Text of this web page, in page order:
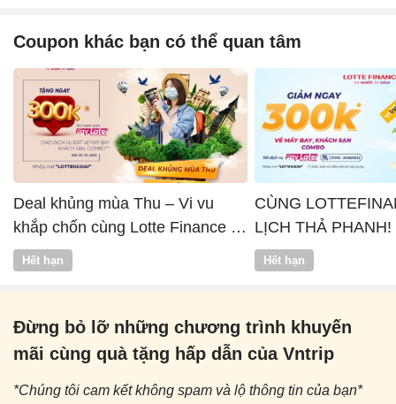
Coupon khác bạn có thể quan tâm
Deal khủng mùa Thu – Vi vu
khắp chốn cùng Lotte Finance x
Vntrip
Hết hạn
CÙNG
LỊCH THẢ PHANH!
Hết hạn
Đừng bỏ lỡ những chương trình khuyến
mãi cùng quà tặng hấp dẫn của Vntrip
*Chúng tôi cam kết không spam và lộ thông tin của bạn*